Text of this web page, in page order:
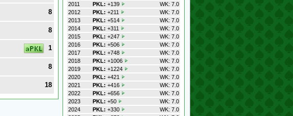
8
8
1
8
18
2011
PKL: +139
WK: 7.0
2012
PKL: +211
WK: 7.0
2013
PKL: +514
WK: 7.0
2014
PKL: +311
WK: 7.0
2015
PKL: +247
WK: 7.0
2016
PKL: +506
WK: 7.0
2017
PKL: +748
WK: 7.0
2018
PKL: +1006
WK: 7.0
2019
PKL: +1224
WK: 7.0
2020
PKL: +421
WK: 7.0
2021
PKL: +416
WK: 7.0
2022
PKL: +656
WK: 7.0
2023
PKL: +50
WK: 7.0
2024
PKL: +330
WK: 7.0